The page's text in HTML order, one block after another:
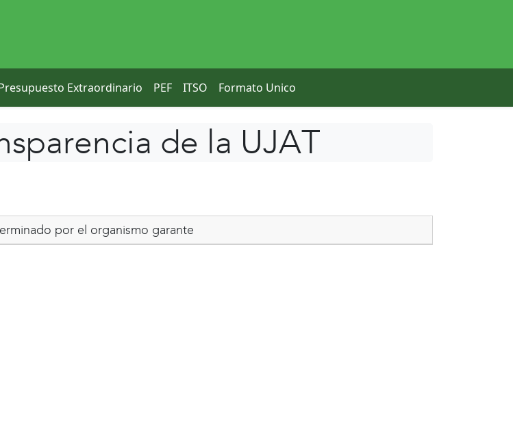
Extraordinario PEF ITSO Formato Unico
de la UJAT
por el organismo garante